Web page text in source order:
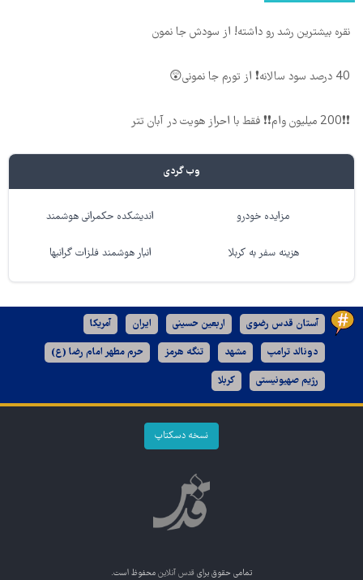
نقره بیشترین رشد رو داشته! از سودش جا نمون
40 درصد سود سالانه❗ از تورم جا نمونی😲
❗❗200 میلیون وام❗❗ فقط با احراز هویت در آبان تتر
وب گردی
مزایده خودرو اندیشکده حکمرانی هوشمند
هزینه سفر به کربلا انبار هوشمند فلزات گرانبها
آستان قدس رضوی اربعین حسینی ایران آمریکا
دونالد ترامپ مشهد تنگه هرمز حرم مطهر امام رضا (ع)
رژیم صهیونیستی کربلا
نسخه دسکتاپ
تمامی حقوق برای قدس آنلاین محفوظ است.